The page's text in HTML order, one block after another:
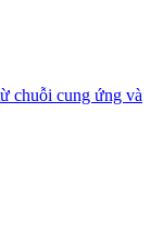
chuỗi cung ứng và